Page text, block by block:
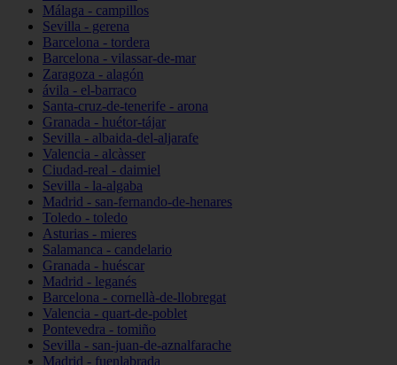
Málaga - campillos
Sevilla - gerena
Barcelona - tordera
Barcelona - vilassar-de-mar
Zaragoza - alagón
ávila - el-barraco
Santa-cruz-de-tenerife - arona
Granada - huétor-tájar
Sevilla - albaida-del-aljarafe
Valencia - alcàsser
Ciudad-real - daimiel
Sevilla - la-algaba
Madrid - san-fernando-de-henares
Toledo - toledo
Asturias - mieres
Salamanca - candelario
Granada - huéscar
Madrid - leganés
Barcelona - cornellà-de-llobregat
Valencia - quart-de-poblet
Pontevedra - tomiño
Sevilla - san-juan-de-aznalfarache
Madrid - fuenlabrada